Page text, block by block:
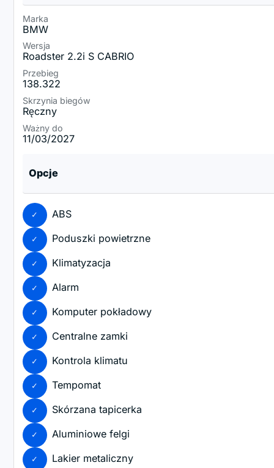
Marka
BMW
Wersja
Roadster 2.2i S CABRIO
Przebieg
138.322
Skrzynia biegów
Ręczny
Ważny do
11/03/2027
Opcje
ABS
Poduszki powietrzne
Klimatyzacja
Alarm
Komputer pokładowy
Centralne zamki
Kontrola klimatu
Tempomat
Skórzana tapicerka
Aluminiowe felgi
Lakier metaliczny